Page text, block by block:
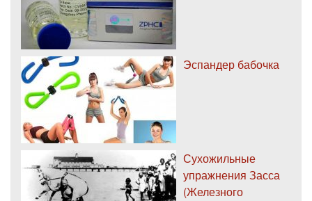
Эспандер бабочка
Сухожильные
упражнения Засса
(Железного